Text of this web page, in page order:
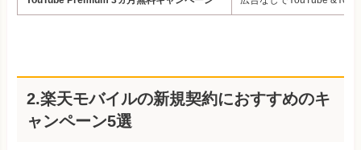
2.楽天モバイルの新規契約におすすめのキ
ャンペーン5選